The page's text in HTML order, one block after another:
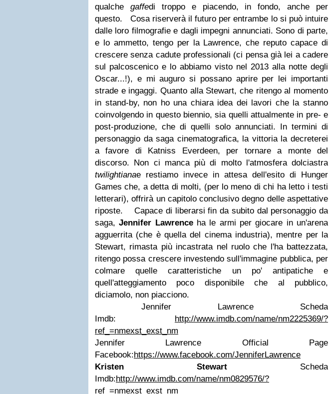
qualche gaffedi troppo e piacendo, in fondo, anche per
questo.
Cosa riserverà il futuro per entrambe lo si può intuire
dalle loro filmografie e dagli impegni annunciati. Sono di parte,
e lo ammetto, tengo per la Lawrence, che reputo capace di
crescere senza cadute professionali (ci pensa già lei a cadere
sul palcoscenico e lo abbiamo visto nel 2013 alla notte degli
Oscar...!), e mi auguro si possano aprire per lei importanti
strade e ingaggi. Quanto alla Stewart, che ritengo al momento
in stand-by, non ho una chiara idea dei lavori che la stanno
coinvolgendo in questo biennio, sia quelli attualmente in pre- e
post-produzione, che di quelli solo annunciati. In termini di
personaggio da saga cinematografica, la vittoria la decreterei
a favore di Katniss Everdeen, per tornare a monte del
discorso. Non ci manca più di molto l'atmosfera dolciastra
twilightianae restiamo invece in attesa dell'esito di Hunger
Games che, a detta di molti, (per lo meno di chi ha letto i testi
letterari), offrirà un capitolo conclusivo degno delle aspettative
riposte.
Capace di liberarsi fin da subito dal personaggio da
saga,Jennifer Lawrenceha le armi per giocare in un'arena
agguerrita (che è quella del cinema industria), mentre per la
Stewart, rimasta più incastrata nel ruolo che l'ha battezzata,
ritengo possa crescere investendo sull'immagine pubblica, per
colmare quelle caratteristiche un po' antipatiche e
quell'atteggiamento poco disponibile che al pubblico,
diciamolo, non piacciono.
Jennifer Lawrence Scheda
Imdb: http://www.imdb.com/name/nm2225369/?
ref_=nmexst_exst_nm
Jennifer Lawrence Official Page
Facebook:https://www.facebook.com/JenniferLawrence
Kristen Stewart Scheda
Imdb:http://www.imdb.com/name/nm0829576/?
ref_=nmexst_exst_nm